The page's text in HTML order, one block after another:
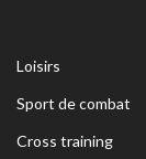
Loisirs
Sport de combat
Cross training